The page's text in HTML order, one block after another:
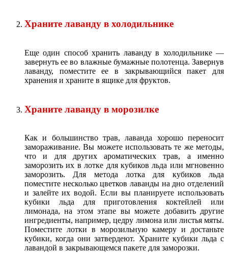
Храните лаванду в холодильнике
Еще один способ хранить лаванду в холодильнике —
завернуть ее во влажные бумажные полотенца. Завернув
лаванду, поместите ее в закрывающийся пакет для
хранения и храните в ящике для фруктов.
Храните лаванду в морозилке
Как и большинство трав, лаванда хорошо переносит
замораживание. Вы можете использовать те же методы,
что и для других ароматических трав, а именно
заморозить их в лотке для кубиков льда или мгновенно
заморозить. Для метода лотка для кубиков льда
поместите несколько цветков лаванды на дно отделений
и залейте их водой. Если вы планируете использовать
кубики льда для приготовления коктейлей или
лимонада, на этом этапе вы можете добавить другие
ингредиенты, например, цедру лимона или листья мяты.
Поместите лотки в морозильную камеру и достаньте
кубики, когда они затвердеют. Храните кубики льда с
лавандой в закрывающемся пакете для заморозки.